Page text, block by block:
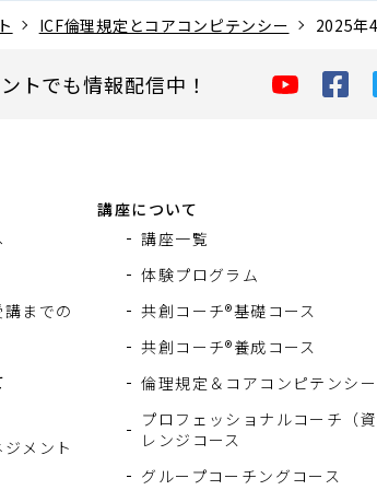
ICF倫理規定とコアコンピテンシー 2025年
トでも情報配信中！
までの
メント
講座について
講座一覧
体験プログラム
共創コーチ®基礎コース
共創コーチ®養成コース
倫理規定＆コアコンピテンシー
プロフェッショナルコーチ（
レンジコース
グループコーチングコース